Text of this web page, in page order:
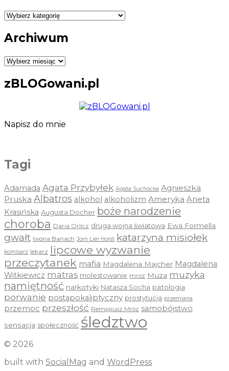
Kategorie
Archiwum
Archiwum
zBLOGowani.pl
Napisz do mnie
Tagi
Adamada Agata Przybyłek Agata Suchocka Agnieszka
Pruska Albatros alkohol alkoholizm Ameryka Aneta
Krasińska Augusta Docher boże narodzenie
choroba Daria Orlicz druga wojna światowa Ewa Formella
gwałt Iwona Banach Jorn Lier Horst katarzyna misiołek
komisarz lekarz lipcowe wyzwanie
przeczytanek mafia Magdalena Majcher Magdalena
Witkiewicz matras molestowanie mróz Muza muzyka
namiętność narkotyki Natasza Socha patologia
porwanie postapokaliptyczny prostytucja przemiana
przemoc przeszłość Remigiusz Mróz samobójstwo
sensacja społeczność śledztwo
© 2026
built with SocialMag and WordPress